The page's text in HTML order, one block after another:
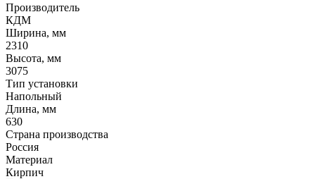
Производитель
КДМ
Ширина, мм
2310
Высота, мм
3075
Тип установки
Напольный
Длина, мм
630
Страна производства
Россия
Материал
Кирпич